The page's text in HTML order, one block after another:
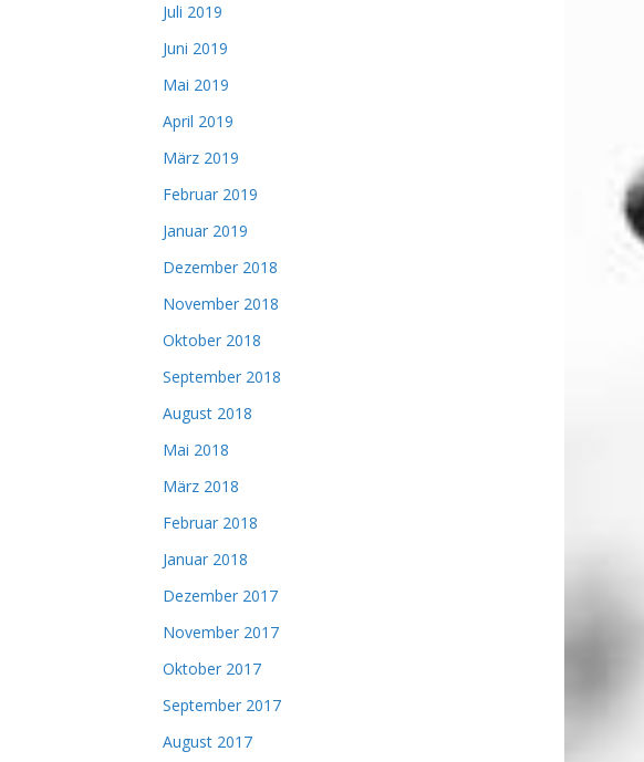
Juli 2019
Juni 2019
Mai 2019
April 2019
März 2019
Februar 2019
Januar 2019
Dezember 2018
November 2018
Oktober 2018
September 2018
August 2018
Mai 2018
März 2018
Februar 2018
Januar 2018
Dezember 2017
November 2017
Oktober 2017
September 2017
August 2017